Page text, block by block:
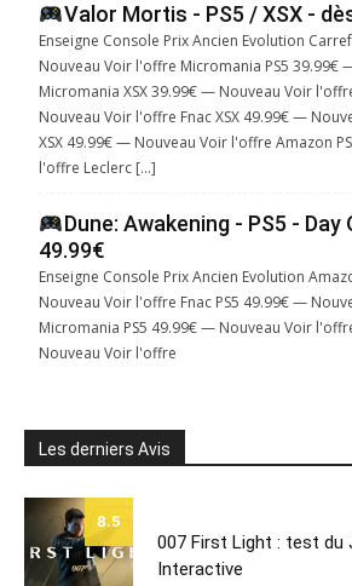
Valor Mortis - PS5 / XSX -
Enseigne Console Prix Ancien Evolution
Nouveau Voir l'offre Micromania PS5 39.99€
Micromania XSX 39.99€ — Nouveau Voir
Nouveau Voir l'offre Fnac XSX 49.99€ —
XSX 49.99€ — Nouveau Voir l'offre Amazon
l'offre Leclerc […]
Dune: Awakening - PS5 - Day
49.99€
Enseigne Console Prix Ancien Evolution
Nouveau Voir l'offre Fnac PS5 49.99€ —
Micromania PS5 49.99€ — Nouveau Voir
Nouveau Voir l'offre
Les derniers Avis
8.5
007 First Light : test du
Interactive